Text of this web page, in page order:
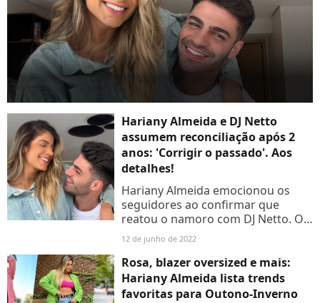
Hariany Almeida e DJ Netto
assumem reconciliação após 2
anos: 'Corrigir o passado'. Aos
detalhes!
Hariany Almeida emocionou os
seguidores ao confirmar que
reatou o namoro com DJ Netto. O
casal se relacionou em 2020 e,
agora, dá uma nova chance ao
amor. Saiba mais!
12 de junho de 2022
Rosa, blazer oversized e mais:
Hariany Almeida lista trends
favoritas para Outono-Inverno